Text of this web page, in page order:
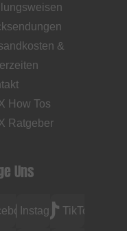
&
How Tos
Ratgeber
Uns
InstagramTikTok